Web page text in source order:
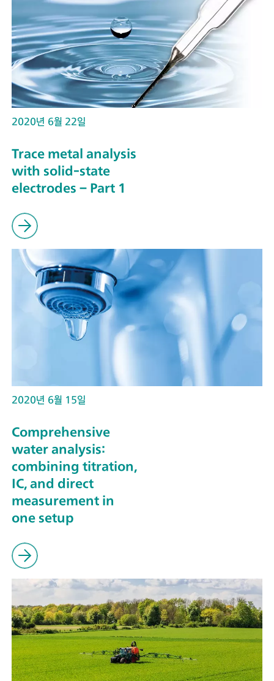
2020년 6월 22일
Trace metal analysis
with solid-state
electrodes – Part 1
2020년 6월 15일
Comprehensive
water analysis:
combining titration,
IC, and direct
measurement in
one setup